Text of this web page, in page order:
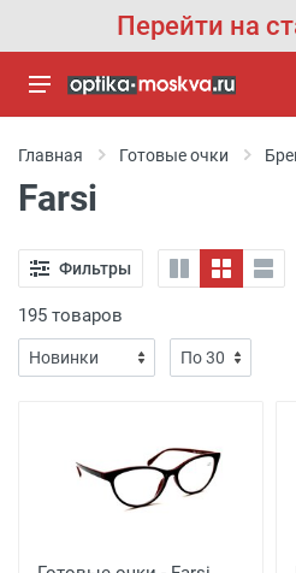
Перейти на
Главная Готовые очки
Farsi
Фильтры
195 товаров